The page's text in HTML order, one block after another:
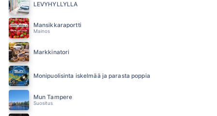
LEVYHYLLYLLÄ
Mansikkaraportti
Mainos
Markkinatori
Monipuolisinta iskelmää ja parasta poppia
Mun Tampere
Suositus